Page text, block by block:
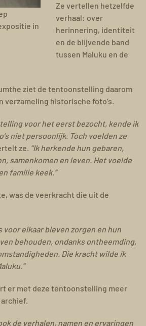
in
Ze vertellen hetzelfde
verhaal: over
herinnering, identiteit
en de blijvende band
tussen Maluku en de
ziet de tentoonstelling daarom
verzameling historische foto’s.
voor het eerst bezocht, kende ik
niet persoonlijk. Toch voelden ze
ze. “Ik herkende hun gebaren,
samenkomen en leven. Het voelde
familie keek.”
was de veerkracht die uit de
voor elkaar bleven zorgen en hun
behouden, ondanks ontheemding,
Die kracht wilde ik
er met deze tentoonstelling meer
de verhalen, namen en ervaringen